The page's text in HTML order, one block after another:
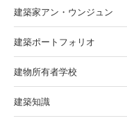
建築家アン・ウンジュン
建築ポートフォリオ
建物所有者学校
建築知識